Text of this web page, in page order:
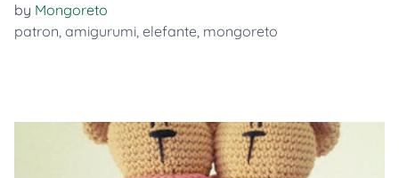
by Mongoreto
patron, amigurumi, elefante, mongoreto